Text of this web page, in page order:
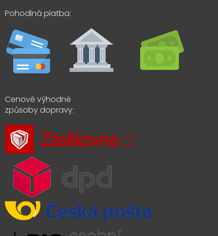
Pohodlná platba:
Cenově výhodné
způsoby dopravy: